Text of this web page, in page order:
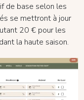
de base selon les
se mettront à jour
20 € pour les
la haute saison.